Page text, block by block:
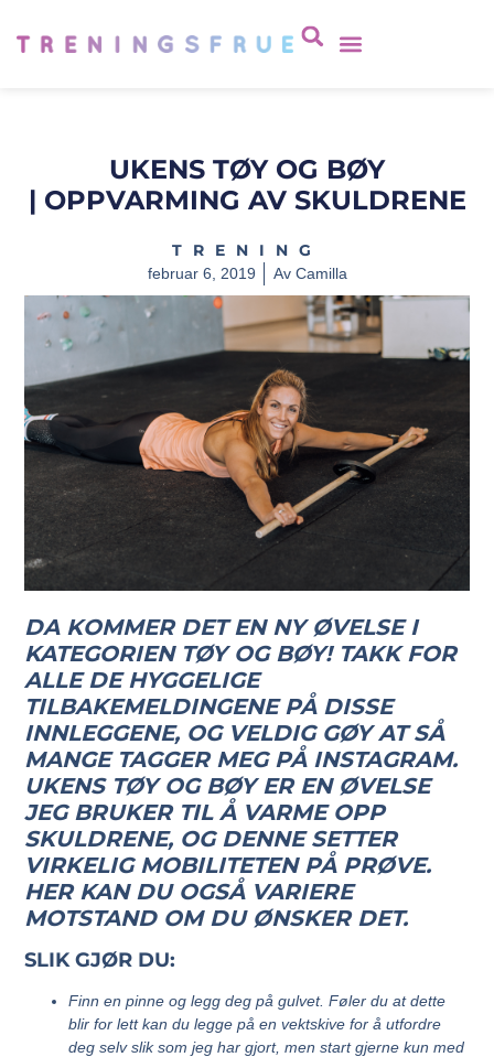
UKENS TØY OG BØY
| OPPVARMING AV SKULDRENE
TRENING
februar 6, 2019 AvCamilla
DA KOMMER DET EN NY ØVELSE I
KATEGORIEN TØY OG BØY! TAKK FOR
ALLE DE HYGGELIGE
TILBAKEMELDINGENE PÅ DISSE
INNLEGGENE, OG VELDIG GØY AT SÅ
MANGE TAGGER MEG PÅ INSTAGRAM.
UKENS TØY OG BØY ER EN ØVELSE
JEG BRUKER TIL Å VARME OPP
SKULDRENE, OG DENNE SETTER
VIRKELIG MOBILITETEN PÅ PRØVE.
HER KAN DU OGSÅ VARIERE
MOTSTAND OM DU ØNSKER DET.
SLIK GJØR DU:
Finn en pinne og legg deg på gulvet. Føler du at dette
blir for lett kan du legge på en vektskive for å utfordre
deg selv slik som jeg har gjort, men start gjerne kun med